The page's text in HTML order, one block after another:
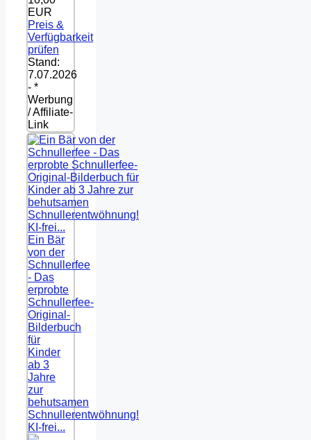
EUR
Preis &
Verfügbarkeit
prüfen
Stand:
7.07.2026
- *
Werbung
/ Affiliate-
Link
Ein Bär
von der
Schnullerfee
- Das
erprobte
Schnullerfee-
Original-
Bilderbuch
für
Kinder
ab 3
Jahre
zur
behutsamen
Schnullerentwöhnung!
KI-frei...